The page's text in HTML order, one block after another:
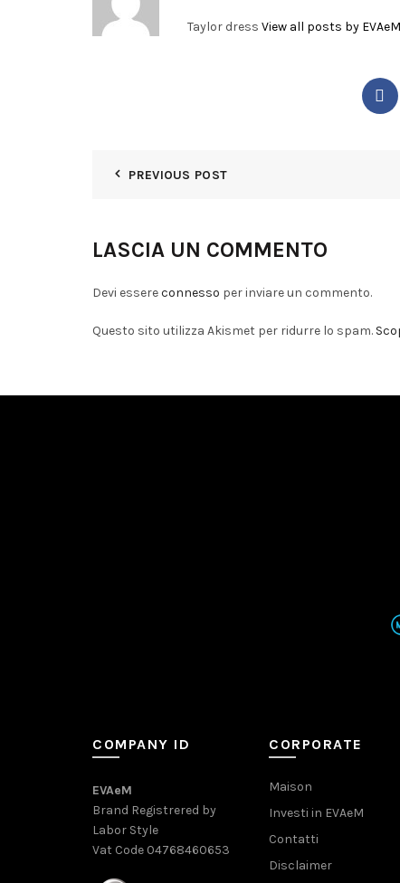
Taylor dress View all posts by EVAeM
PREVIOUS POST
LASCIA UN COMMENTO
Devi essereconnesso per inviare un commento.
Questo sito utilizza Akismet per ridurre lo spam.
COMPANY ID
EVAeM
Brand Registrered by
Labor Style
Vat Code 04768460653
CORPORATE
Maison
Investi in EVAeM
Contatti
Disclaimer